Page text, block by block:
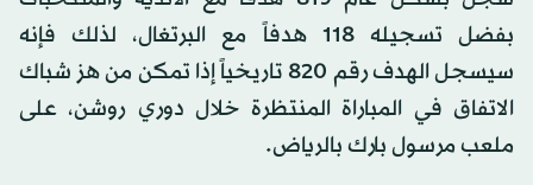
بفضل تسجيله 118 هدفاً مع البرتغال، لذلك فإنه
سيسجل الهدف رقم 820 تاريخياً إذا تمكن من هز شباك
الاتفاق في المباراة المنتظرة خلال دوري روشن، على
ملعب مرسول بارك بالرياض.